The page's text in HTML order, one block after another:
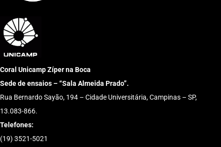
Coral Unicamp Zíper na Boca
Sede de ensaios – “Sala Almeida Prado”.
Rua Bernardo Sayão, 194 – Cidade Universitária, Campinas – SP,
13.083-866.
Telefones:
(19) 3521-5021